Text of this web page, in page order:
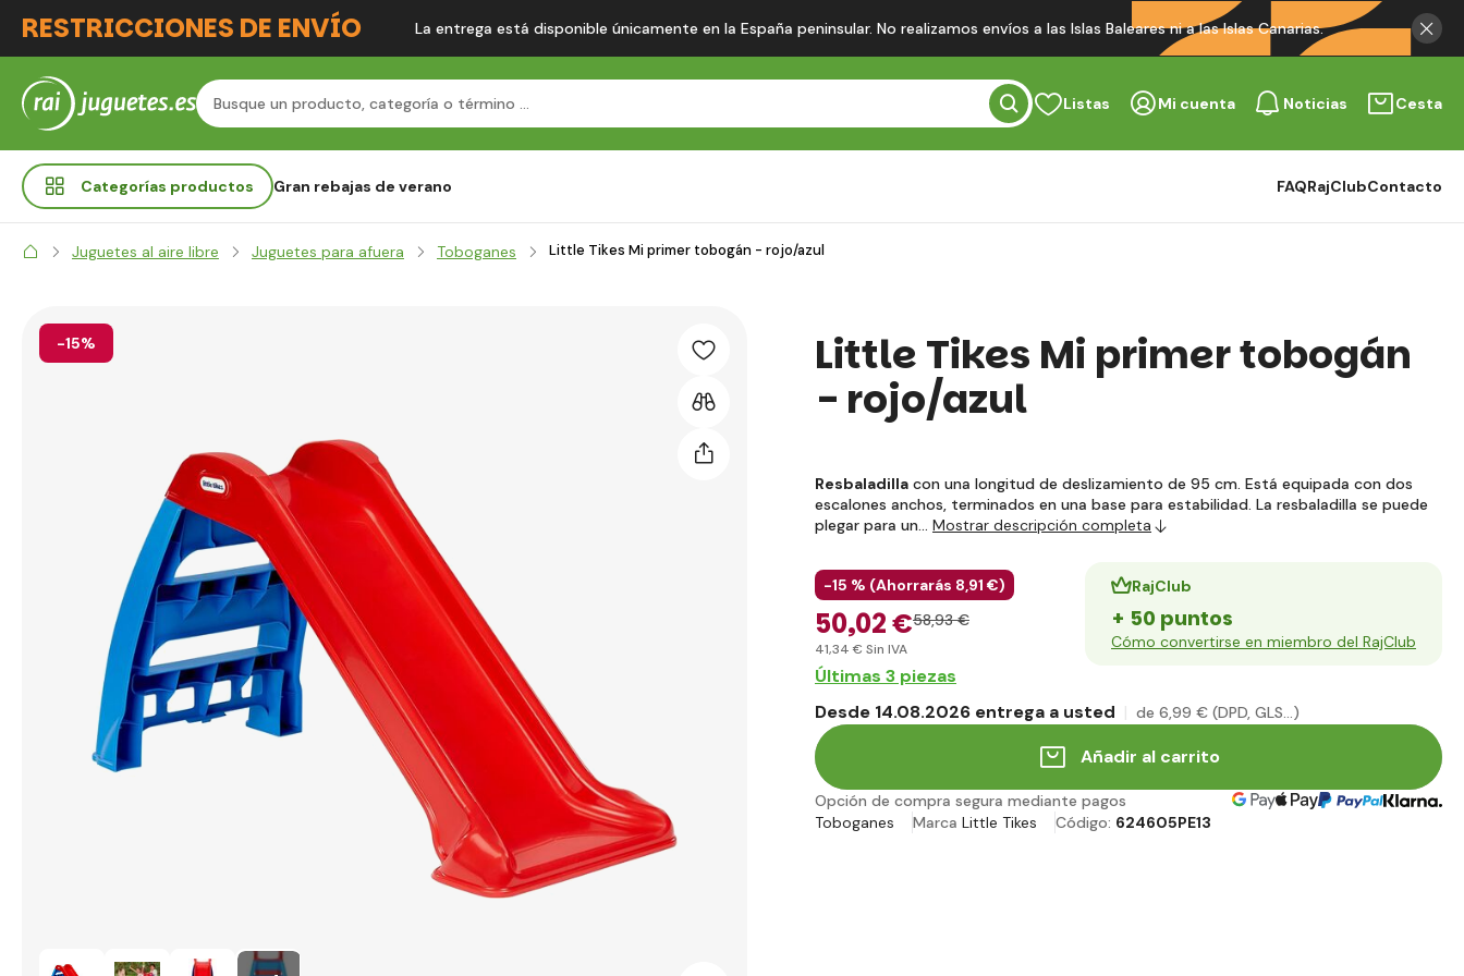
RESTRICCIONES DE ENVÍO La entrega está disponible únicamente en la España peninsular. No realizamos envíos a las Islas Baleares ni a las Islas Canarias.
Listas Mi cuenta Noticias Cesta
Categorías productos Gran rebajas de verano FAQRajClubContacto
Juguetes al aire libre Juguetes para afuera Toboganes Little Tikes Mi primer tobogán - rojo/azul
-15%
Little Tikes Mi primer tobogán
- rojo/azul
Resbaladilla con una longitud de deslizamiento de 95 cm. Está equipada con dos
escalones anchos, terminados en una base para estabilidad. La resbaladilla se puede
plegar para un… Mostrar descripción completa
-15 % (Ahorrarás 8,91 €)
50,02 €58,93 €
41,34 € Sin IVA
RajClub
+ 50 puntos
Cómo convertirse en miembro del RajClub
Últimas 3 piezas
Desde 14.08.2026 entrega a usted
de 6,99 € (DPD, GLS...)
Añadir al carrito
Opción de compra segura mediante pagos
Toboganes
Marca Little Tikes Código: 624605PE13